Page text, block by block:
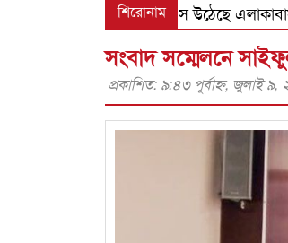
শিরোনাম
পিটিয়ে হত্যা: ফুঁসে উঠেছে এলাকাবাসী
সংবাদ সম্মেলনে
প্রকাশিত: ৯:৪৩ পূর্বাহ্ণ, জুলাই